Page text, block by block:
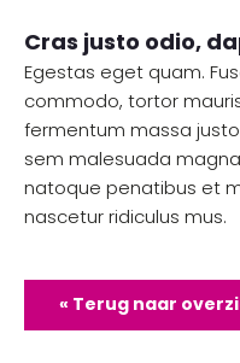
Cras justo odio,
Egestas eget quam.
commodo, tortor
fermentum massa
sem malesuada
natoque penatibus et
nascetur ridiculus mus.
« Terug naar